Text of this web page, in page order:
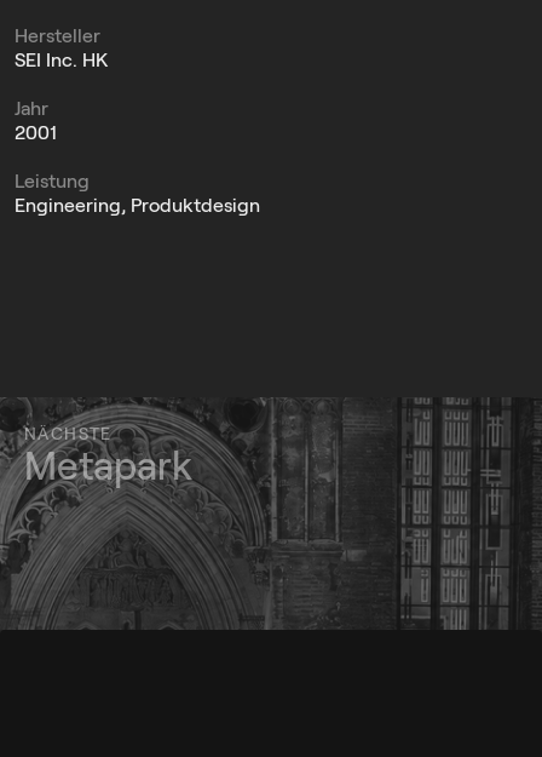
Hersteller
SEI Inc. HK
Jahr
2001
Leistung
Engineering, Produktdesign
NÄCHSTE
Metapark